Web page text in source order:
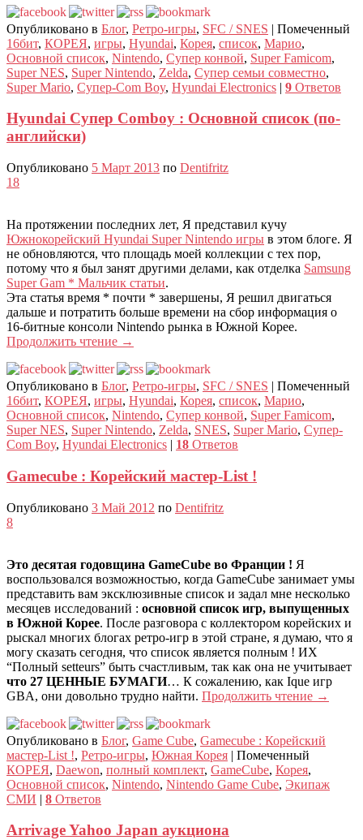
Опубликовано в Блог, Ретро-игры, SFC / SNES | Помеченный
16бит, КОРЕЯ, игры, Hyundai, Корея, список, Марио,
Основной список, Nintendo, Супер конвой, Super Famicom,
Super NES, Super Nintendo, Zelda, Супер семьи совместно,
Super Mario, Супер-Com Boy, Hyundai Electronics | 9 Ответов
Hyundai Супер Comboy : Основной список (по-
английски)
Опубликовано 5 Март 2013 по Dentifritz
18
На протяжении последних лет, Я представил кучу
Южнокорейский Hyundai Super Nintendo игры в этом блоге. Я
не обновляются, что площадь моей коллекции с тех пор,
потому что я был занят другими делами, как отделка Samsung
Super Gam * Мальчик статьи.
Эта статья время * почти * завершены, Я решил двигаться
дальше и потратить больше времени на сбор информация о
16-битные консоли Nintendo рынка в Южной Корее.
Продолжить чтение →
Опубликовано в Блог, Ретро-игры, SFC / SNES | Помеченный
16бит, КОРЕЯ, игры, Hyundai, Корея, список, Марио,
Основной список, Nintendo, Супер конвой, Super Famicom,
Super NES, Super Nintendo, Zelda, SNES, Super Mario, Супер-
Com Boy, Hyundai Electronics | 18 Ответов
Gamecube : Корейский мастер-List !
Опубликовано 3 Май 2012 по Dentifritz
8
Это десятая годовщина GameCube во Франции ! Я
воспользовался возможностью, когда GameCube занимает умы
представить вам эксклюзивные список и задал мне несколько
месяцев исследований : основной список игр, выпущенных
в Южной Корее. После разговора с коллектором корейских и
рыскал многих блогах ретро-игр в этой стране, я думаю, что я
могу сказать сегодня, что список является полным ! ИХ
“Полный setteurs” быть счастливым, так как она не учитывает
что 27 ЦЕННЫЕ БУМАГИ… К сожалению, как Ique игр
GBA, они довольно трудно найти. Продолжить чтение →
Опубликовано в Блог, Game Cube, Gamecube : Корейский
мастер-List !, Ретро-игры, Южная Корея | Помеченный
КОРЕЯ, Daewon, полный комплект, GameCube, Корея,
Основной список, Nintendo, Nintendo Game Cube, Экипаж
СМИ | 8 Ответов
Arrivage Yahoo Japan аукциона